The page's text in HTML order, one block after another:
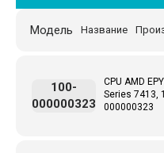
Название
Модель
CPU AMD
Series 7413,
000000323
100-
000000323